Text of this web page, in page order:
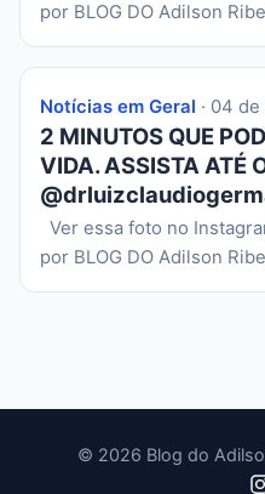
por BLOG DO Adilson
Notícias em Geral · 04
2 MINUTOS QUE
VIDA. ASSISTA ATÉ
Ver essa foto no
por BLOG DO Adilson
© 2026 Blog do